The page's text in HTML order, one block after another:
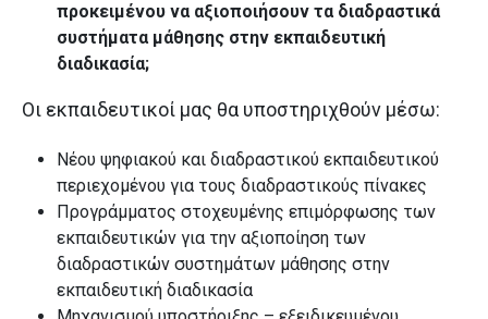
προκειμένου να αξιοποιήσουν τα διαδραστικά
συστήματα μάθησης στην εκπαιδευτική
διαδικασία;
Οι εκπαιδευτικοί μας θα υποστηριχθούν μέσω:
Νέου ψηφιακού και διαδραστικού εκπαιδευτικού
περιεχομένου για τους διαδραστικούς πίνακες
Προγράμματος στοχευμένης επιμόρφωσης των
εκπαιδευτικών για την αξιοποίηση των
διαδραστικών συστημάτων μάθησης στην
εκπαιδευτική διαδικασία